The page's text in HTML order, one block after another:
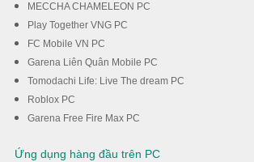
MECCHA CHAMELEON PC
Play Together VNG PC
FC Mobile VN PC
Garena Liên Quân Mobile PC
Tomodachi Life: Live The dream PC
Roblox PC
Garena Free Fire Max PC
Ứng dụng hàng đầu trên PC